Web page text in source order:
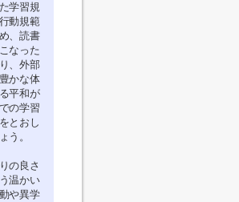
学習規
動規範
、読書
なった
、外部
かな体
平和が
の学習
とおし
う。
の良さ
温かい
や異学